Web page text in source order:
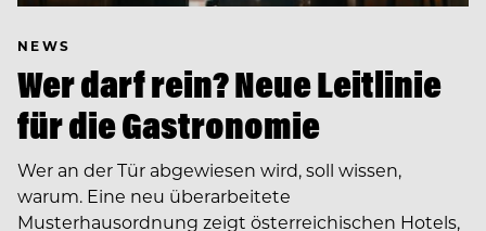
NEWS
Wer darf rein? Neue Leitlinie
für die Gastronomie
Wer an der Tür abgewiesen wird, soll wissen,
warum. Eine neu überarbeitete
Musterhausordnung zeigt österreichischen Hotels,